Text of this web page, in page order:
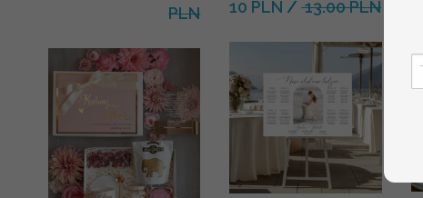
PLN
10 PLN /13.00 PLN